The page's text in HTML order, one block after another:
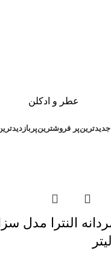
عطر و ادکلن
جدیدترینپر فروشترین
النترا مدل